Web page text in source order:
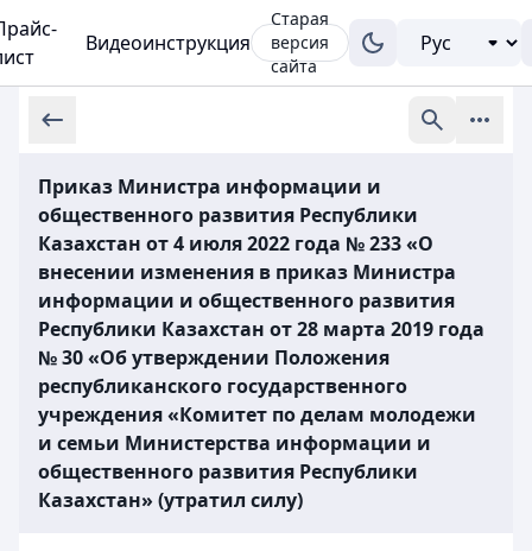
Видеоинструкция
Старая
версия
сайта
Приказ Министра информации и
общественного развития Республики
Казахстан от 4 июля 2022 года № 233 «О
внесении изменения в приказ Министра
информации и общественного развития
Республики Казахстан от 28 марта 2019 года
№ 30 «Об утверждении Положения
республиканского государственного
учреждения «Комитет по делам молодежи
и семьи Министерства информации и
общественного развития Республики
Казахстан» (утратил силу)